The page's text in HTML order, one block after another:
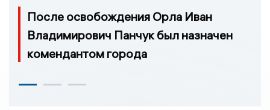
После освобождения Орла Иван
Владимирович Панчук был назначен
комендантом города